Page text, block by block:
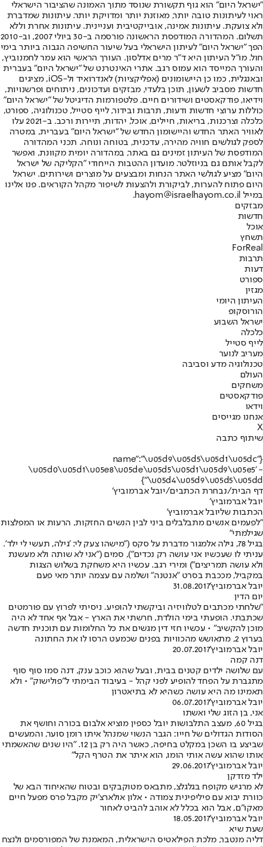
"ישראל היום" הוא גוף תקשורת שנוסד מתוך האמונה שהציבור הישראלי
ראוי לעיתונות טובה יותר, מאוזנת יותר ומדויקת יותר. עיתונות שמדברת
ולא צועקת. עיתונות אמינה, אובייקטיבית ועניינית. עיתונות אחרת וללא
תשלום. המהדורה המודפסת הראשונה פורסמה ב-30 ביולי 2007, וב-2010
הפך "ישראל היום" לעיתון הישראלי בעל שיעור החשיפה הגבוה ביותר בימי
חול. מו"ל העיתון היא ד"ר מרים אדלסון. העורך הראשי הוא עמר לחמנוביץ,
והעורך המייסד הוא עמוס רגב. אתרי האינטרנט של "ישראל היום" בעברית
ובאנגלית, כמו כן היישומונים (אפליקציות) לאנדרואיד ול-iOS, מציגים
חדשות מסביב לשעון, תוכן בלעדי, מבזקים ועדכונים, ניתוחים ופרשנויות,
וידיאו, פודקאסטים ושידורים חיים. פלטפורמות הדיגיטל של "ישראל היום"
כוללות ערוצי חדשות ודעות, תרבות ובידור, לייף סטייל, טכנולוגיה, ספורט,
כלכלה וצרכנות, בריאות, חיילים, אוכל, יהדות, תיירות ורכב. ב-2021 עלו
לאוויר האתר החדש והיישומון החדש של "ישראל היום" בעברית, במטרה
לספק לגולשים חוויה מהירה, עדכנית, בטוחה ונוחה. תכני המהדורה
המודפסת של העיתון זמינים גם באתר, במהדורה יומית מקוונת, ואפשר
לקבל אותם גם בניוזלטר. מועדון ההטבות הייחודי "הקליקה של ישראל
היום" מציע לגולשי האתר הנחות ומבצעים על מוצרים ושירותים. ישראל
היום פתוח להערות, לביקורת ולהצעות לשיפור מקהל הקוראים. פנו אלינו
במייל hayom@israelhayom.co.il.
מבזקים
חדשות
אוכל
תשחץ
ForReal
תרבות
דעות
ספורט
מגזין
העיתון היומי
הורוסקופ
ישראל השבוע
כלכלה
לייף סטייל
מעריב לנוער
טכנולוגיה מדע וסביבה
העולם
משחקים
פודקאסטים
וידאו
אנחנו מגייסים
X
שיתוף כתבה
{"name":"\u05d9\u05d5\u05d1\u05dc
\u05d0\u05d1\u05e8\u05de\u05d5\u05d1\u05d9\u05e5' -
\u05d4\u05d9\u05d5\u05dd"}
דף הבית/נבחרת הכתבים/יובל אברמוביץ'
יובל אברמוביץ'
הכתבות שליובל אברמוביץ'
"לפעמים אנשים מתבלבלים ביני לבין הנשים החזקות, הרעות או המפלצות
שגילמתי"
בגיל 78, גילה אלמגור מדברת על סקס ("מישהו צעק לי: 'גילה, תעשי לי ילד'.
עניתי לו שעכשיו אני עושה רק נכדים"), סמים ("אני לא שותה ולא מעשנת
ולא עושה תמריצים") ומירי רגב. עכשיו היא משחקת בשלוש הצגות
במקביל, מככבת בסרט "אנטנה" ושלמה עם עצמה יותר מאי פעם
יובל אברמוביץ'31.08.2017
יום הדין
"שלחתי מכתבים לטלוויזיה וביקשתי להופיע. ניסיתי לפרוץ עם פורמטים
שכתבתי. הופעתי בימי הולדת, חרשתי את הארץ - אבל אף אחד לא היה
מוכן להקשיב" • עכשיו חזי דין מגשים את כל החלומות עם תוכנית חדשה
בערוץ 2, מתאושש מהכוויות בפנים שכמעט הרסו לו את החתונה
יובל אברמוביץ'20.07.2017
דנה קמה
עם שלושה ילדים קטנים בבית, ובעל שהוא כוכב ענק, דנה סמו סוף סוף
מתגברת על הפחד להופיע לפני קהל - בעיבוד הבימתי ל"פולישוק" • ולא
תאמינו מה היא עושה כשהיא לא בתיאטרון
יובל אברמוביץ'06.07.2017
אני, בן הזוג שלי ואשתו
בגיל 60, מעצב התלבושות יובל כספין מוציא אלבום בכורה וחושף את
הסודות הגדולים של חייו: הגבר הנשוי שמנהל איתו רומן סוער, והמעשים
שביצע בו השכן במקלט בחיפה, כאשר היה רק בן 12. "היו שנים שהאשמתי
אותו שהוא עשה אותי הומו, הוא איתר את הטרף הקל"
יובל אברמוביץ'29.06.2017
ילד מזדקן
לא מרגיש מקופח בגלגלצ, מתבאס מטוקבקים ובטוח שהאיחוד הבא של
כוורת יבוא עם פיליפינית צמודה • אלון אולארצ'יק מקבל פרס מפעל חיים
מאקו"ם, אבל הוא בכלל לא אוהב להביט לאחור
יובל אברמוביץ'18.05.2017
שעת שיא
דליה מנטבר, מלכת הפילאטיס הישראלית, המאמנת של המפורסמים ולנצח